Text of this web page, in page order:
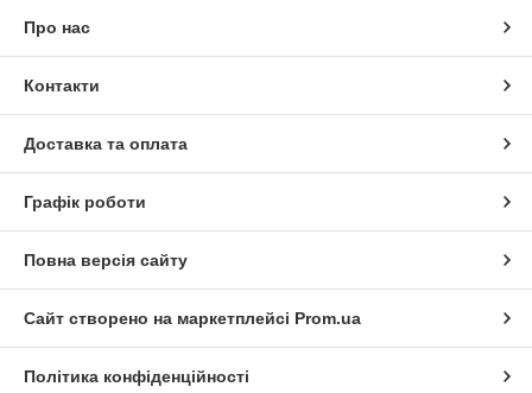
Про нас
Контакти
Доставка та оплата
Графік роботи
Повна версія сайту
Сайт створено на маркетплейсі Prom.ua
Політика конфіденційності